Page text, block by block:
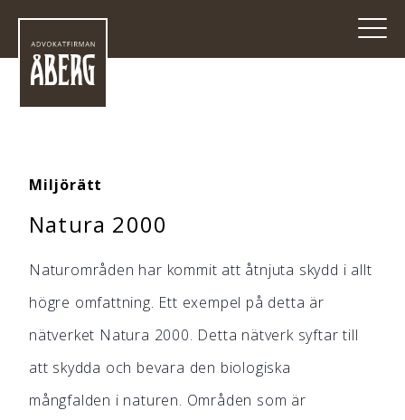
Miljörätt
Natura 2000
Naturområden har kommit att åtnjuta skydd i allt
högre omfattning. Ett exempel på detta är
nätverket Natura 2000. Detta nätverk syftar till
att skydda och bevara den biologiska
mångfalden i naturen. Områden som är